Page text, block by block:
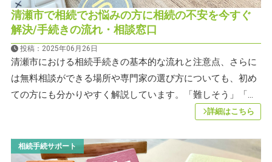
清瀬市で相続でお悩みの方に相続の不安を今すぐ
解決/手続きの流れ・相談窓口
投稿：2025年06月26日
清瀬市における相続手続きの基本的な流れと注意点、さらに
は無料相談ができる場所や専門家の選び方についても、初め
ての方にも分かりやすく解説しています。「難しそう」「...
詳細はこちら
相続手続サポート